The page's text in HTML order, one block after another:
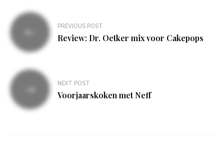
Bericht
navigatie
PREVIOUS POST
Review: Dr. Oetker mix voor Cakepops
NEXT POST
Voorjaarskoken met Neff